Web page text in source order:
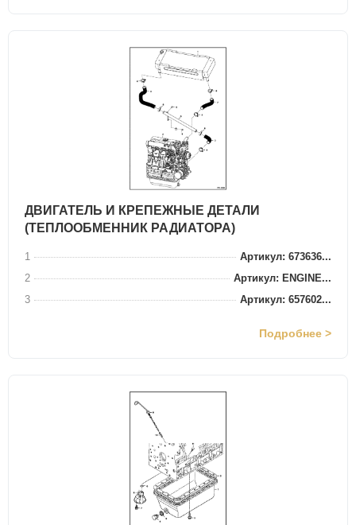
ДВИГАТЕЛЬ И КРЕПЕЖНЫЕ ДЕТАЛИ
(ТЕПЛООБМЕННИК РАДИАТОРА)
1
Артикул: 673636...
2
Артикул: ENGINE...
3
Артикул: 657602...
Подробнее >